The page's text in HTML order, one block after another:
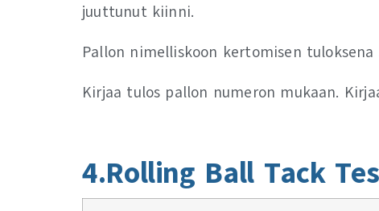
juuttunut kiinni.
Pallon nimelliskoon kertomisen
Kirjaa tulos pallon numeron mukaan.
4.Rolling Ball Tack